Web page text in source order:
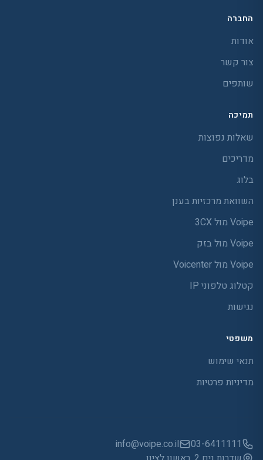
החברה
אודות
צור קשר
שותפים
תמיכה
שאלות נפוצות
מדריכים
בלוג
השוואת מרכזיות בענן
Voipe מול 3CX
Voipe מול בזק
Voipe מול Voicenter
קטלוג טלפוני IP
נגישות
משפטי
תנאי שימוש
מדיניות פרטיות
03-6411111
info@voipe.co.il